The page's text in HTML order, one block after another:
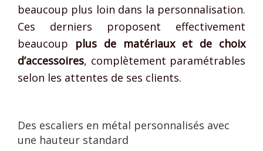
beaucoup plus loin dans la personnalisation.
Ces derniers proposent effectivement
beaucoup plus de matériaux et de choix
d’accessoires, complètement paramétrables
selon les attentes de ses clients.
Des escaliers en métal personnalisés avec
une hauteur standard